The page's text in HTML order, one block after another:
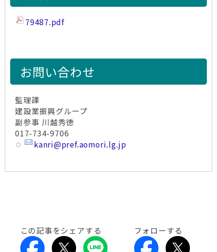
79487.pdf
お問い合わせ
監理課
建設業振興グループ
副参事 川越秀徳
017-734-9706
kanri@pref.aomori.lg.jp
この記事をシェアする フォローする